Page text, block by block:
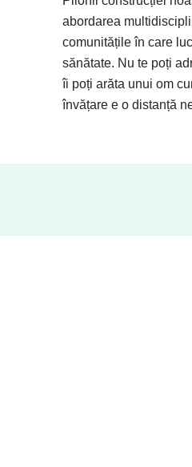
abordarea
comunitățile în care
sănătate. Nu te poți
îi poți arăta unui om
învățare e o distanță